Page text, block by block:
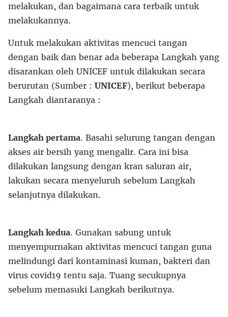
melakukan, dan bagaimana cara terbaik untuk
melakukannya.
Untuk melakukan aktivitas mencuci tangan
dengan baik dan benar ada beberapa Langkah yang
disarankan oleh UNICEF untuk dilakukan secara
berurutan (Sumber : UNICEF), berikut beberapa
Langkah diantaranya :
Langkah pertama. Basahi selurung tangan dengan
akses air bersih yang mengalir. Cara ini bisa
dilakukan langsung dengan kran saluran air,
lakukan secara menyeluruh sebelum Langkah
selanjutnya dilakukan.
Langkah kedua. Gunakan sabung untuk
menyempurnakan aktivitas mencuci tangan guna
melindungi dari kontaminasi kuman, bakteri dan
virus covid19 tentu saja. Tuang secukupnya
sebelum memasuki Langkah berikutnya.